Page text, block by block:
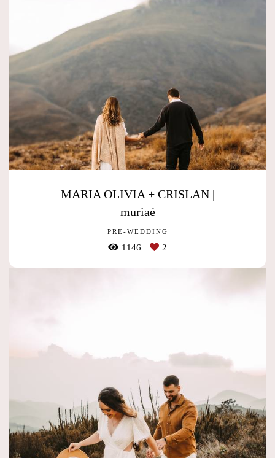
MARIA OLIVIA + CRISLAN |
muriaé
PRE-WEDDING
1146 2